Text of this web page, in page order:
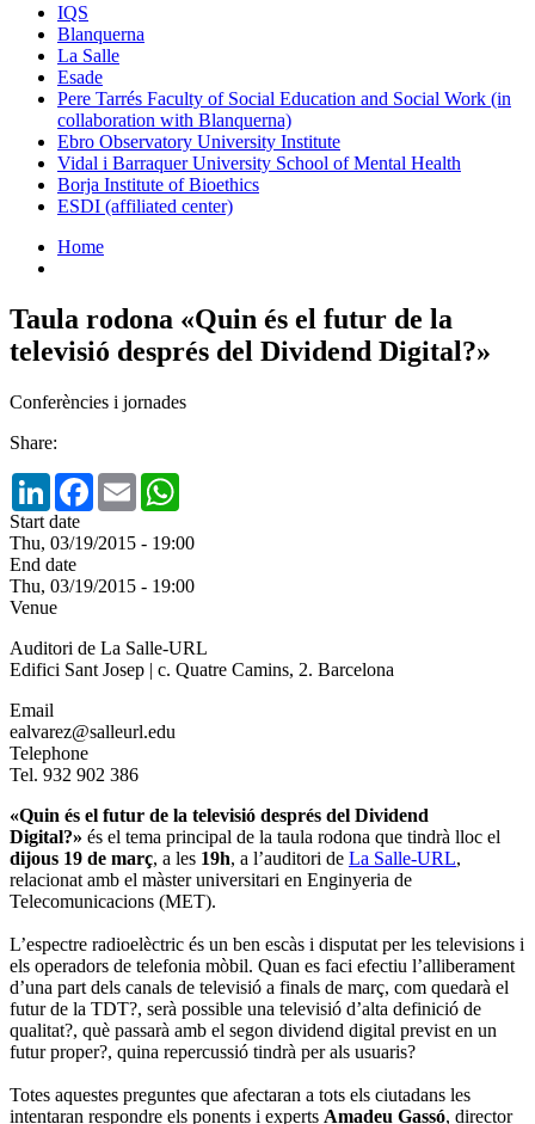
IQS
Blanquerna
La Salle
Esade
Pere Tarrés Faculty of Social Education and Social Work (in
collaboration with Blanquerna)
Ebro Observatory University Institute
Vidal i Barraquer University School of Mental Health
Borja Institute of Bioethics
ESDI (affiliated center)
Home
Taula rodona «Quin és el futur de la
televisió després del Dividend Digital?»
Conferències i jornades
Share:
LinkedInFacebook
Email
Start date
Thu, 03/19/2015 - 19:00
End date
Thu, 03/19/2015 - 19:00
Venue
Auditori de La Salle-URL
Edifici Sant Josep | c. Quatre Camins, 2. Barcelona
Email
ealvarez@salleurl.edu
Telephone
Tel. 932 902 386
«Quin és el futur de la televisió després del Dividend
Digital?» és el tema principal de la taula rodona que tindrà lloc el
dijous 19 de març, a les 19h, a l’auditori de La Salle-URL,
relacionat amb el màster universitari en Enginyeria de
Telecomunicacions (MET).
L’espectre radioelèctric és un ben escàs i disputat per les televisions i
els operadors de telefonia mòbil. Quan es faci efectiu l’alliberament
d’una part dels canals de televisió a finals de març, com quedarà el
futur de la TDT?, serà possible una televisió d’alta definició de
qualitat?, què passarà amb el segon dividend digital previst en un
futur proper?, quina repercussió tindrà per als usuaris?
Totes aquestes preguntes que afectaran a tots els ciutadans les
intentaran respondre els ponents i experts Amadeu Gassó, director